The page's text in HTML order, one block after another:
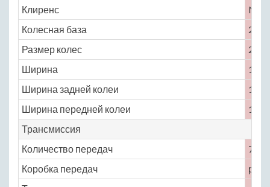
Клиренс
No
Колесная база
2625
Размер колес
255
Ширина
1995
Ширина задней колеи
1585
Ширина передней колеи
1506
Трансмиссия
Количество передач
7
Коробка передач